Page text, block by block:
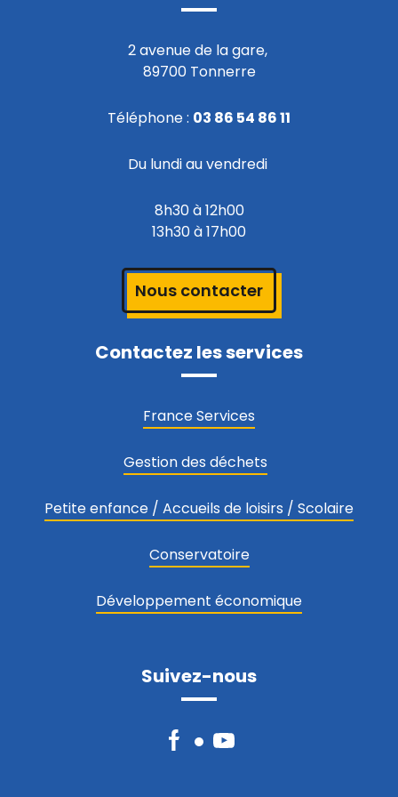
2 avenue de la gare,
89700 Tonnerre
Téléphone : 03 86 54 86 11
Du lundi au vendredi
8h30 à 12h00
13h30 à 17h00
Nous contacter
Contactez les services
France Services
Gestion des déchets
Petite enfance / Accueils de loisirs / Scolaire
Conservatoire
Développement économique
Suivez-nous
FacebookYouTube